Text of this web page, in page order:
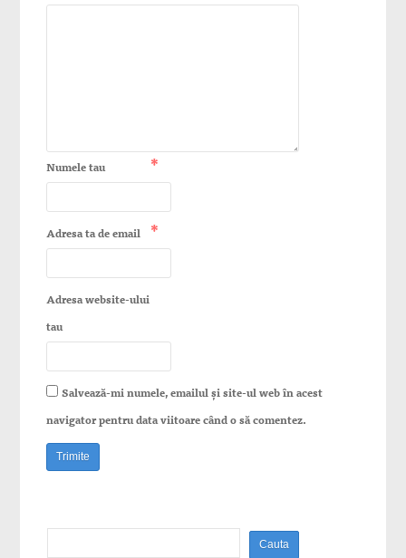
Numele tau *
Adresa ta de email *
Adresa website-ului
tau
Salvează-mi numele, emailul și site-ul web în acest
navigator pentru data viitoare când o să comentez.